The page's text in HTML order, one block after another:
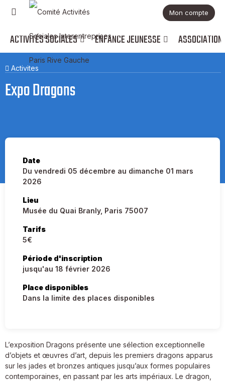
Mon compte
ACTIVITÉS SOCIALES ENFANCE JEUNESSE
Activites
Expo Dragons
Date
Du vendredi 05 décembre au dimanche 01 mars
2026
Lieu
Musée du Quai Branly, Paris 75007
Tarifs
5€
Période d'inscription
jusqu'au 18 février 2026
Place disponibles
Dans la limite des places disponibles
L’exposition Dragons présente une sélection exceptionnelle
d’objets et œuvres d’art, depuis les premiers dragons apparus
sur les jades et bronzes antiques jusqu’aux formes populaires
contemporaines, en passant par les arts impériaux. Le dragon,